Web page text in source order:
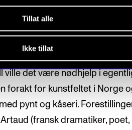
Tillat alle
Ikke tillat
Nietzsches tanke om at vi
– hva om vi kunne oppfatte
ville det være nødhjelp i
forakt for kunstfeltet i Norge
pynt og kåseri.
(fransk dramatiker, poet,